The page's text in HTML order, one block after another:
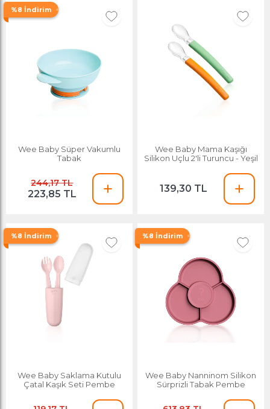
%8 İndirim
Wee Baby Süper Vakumlu
Tabak
244,17 TL
223,85 TL
Wee Baby Mama Kaşığı
Silikon Uçlu 2'li Turuncu - Yeşil
139,30 TL
%8 İndirim
Wee Baby Saklama Kutulu
Çatal Kaşık Seti Pembe
%8 İndirim
Wee Baby Nanninom Silikon
Sürprizli Tabak Pembe